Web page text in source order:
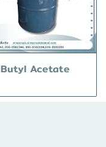
Butyl Acetate